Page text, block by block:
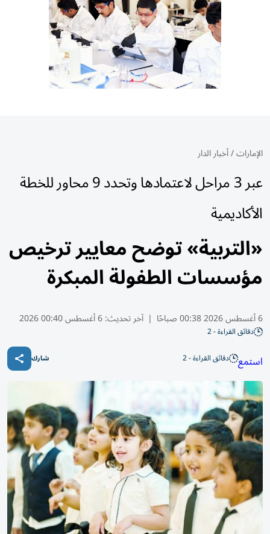
الإمارات/أخبار الدار
عبر 3 مراحل لاعتمادها وتحدد 9 محاور للخطة
الأكاديمية
«التربية» توضح معايير ترخيص
مؤسسات الطفولة المبكرة
6 أغسطس 2026 00:38 صباحًا | آخر تحديث:6 أغسطس 00:40 2026
دقائق القراءة - 2
استمع دقائق القراءة - 2 شارك